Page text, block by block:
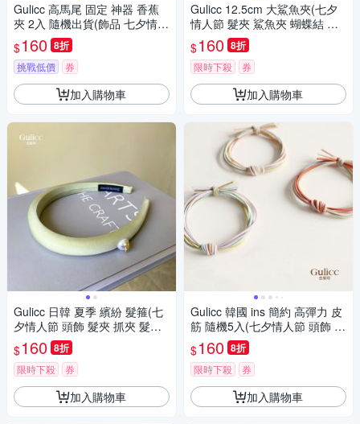
Gulicc 高馬尾 固定 神器 香蕉
夾 2入 隨機出貨(飾品 七夕情人
節 頭飾 髮帶 髮箍 生日禮物 主
題穿搭 約會 )
$160 8折
挑戰低價 券
加入購物車
Gulicc 日韓 夏季 繽紛 髮箍(七
夕情人節 頭飾 髮夾 抓夾 髮圈
韓國 生日禮物 )
$160 8折
限時下殺 券
加入購物車
Gulicc 12.5cm 大鯊魚夾(七夕
情人節 髮夾 鯊魚夾 蝴蝶結 生
日禮物 )
$160 8折
限時下殺 券
加入購物車
Gulicc 韓國 ins 簡約 高彈力 皮
筋 隨機5入(七夕情人節 頭飾 髮
帶 髮繩 髮束 生日禮物 )
$160 8折
限時下殺 券
加入購物車